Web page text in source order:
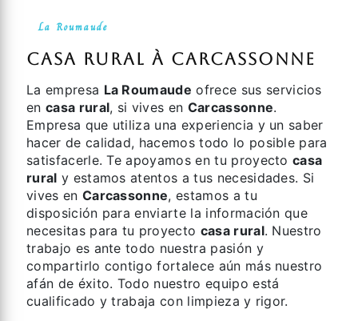
La Roumaude
casa rural à Carcassonne
La empresa La Roumaude ofrece sus servicios
en casa rural, si vives en Carcassonne.
Empresa que utiliza una experiencia y un saber
hacer de calidad, hacemos todo lo posible para
satisfacerle. Te apoyamos en tu proyectocasa
rural y estamos atentos a tus necesidades. Si
vives en Carcassonne, estamos a tu
disposición para enviarte la información que
necesitas para tu proyecto casa rural. Nuestro
trabajo es ante todo nuestra pasión y
compartirlo contigo fortalece aún más nuestro
afán de éxito. Todo nuestro equipo está
cualificado y trabaja con limpieza y rigor.